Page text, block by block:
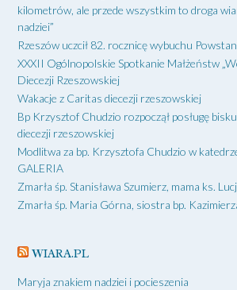
kilometrów, ale przede wszystkim to droga
nadziei”
Rzeszów uczcił 82. rocznicę wybuchu
XXXII Ogólnopolskie Spotkanie Małżeństw
Diecezji Rzeszowskiej
Wakacje z Caritas diecezji rzeszowskiej
Bp Krzysztof Chudzio rozpoczął posługę
diecezji rzeszowskiej
Modlitwa za bp. Krzysztofa Chudzio w
GALERIA
Zmarła śp. Stanisława Szumierz, mama ks.
Zmarła śp. Maria Górna, siostra bp.
WIARA.PL
Maryja znakiem nadziei i pocieszenia